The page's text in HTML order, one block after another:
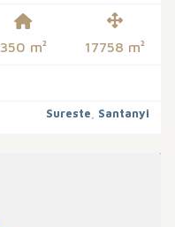
350 m² 17758 m²
Sureste Santanyi